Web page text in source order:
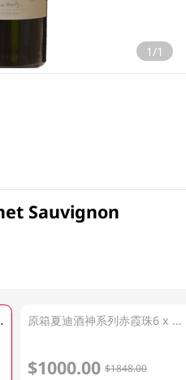
1/1
Sauvignon
750ML 原箱夏迪酒神系列赤霞珠6 x 750ML
$1000.00 $1848.00